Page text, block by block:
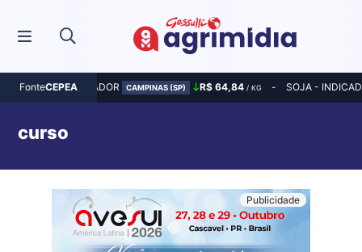
FonteCEPEA
MILHO - INDICADOR CAMPINAS (SP) R$ 64,84 / KG SOJA -
curso